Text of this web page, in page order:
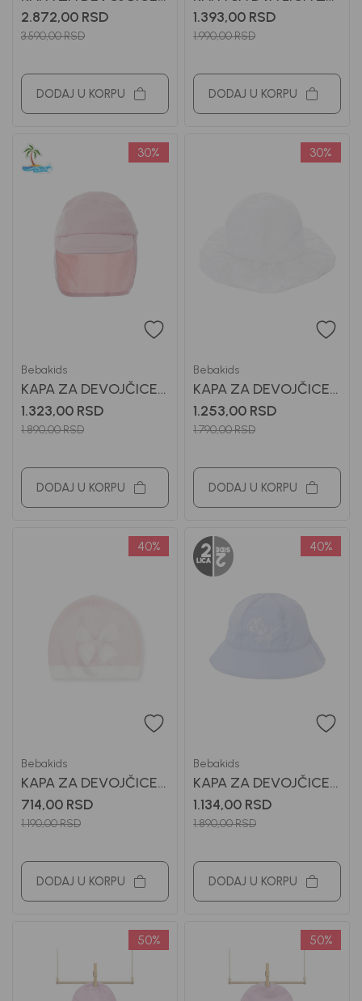
GUESS
2.872,00 RSD
3.590,00RSD
DODAJ U KORPU
DEVOJČICE BEBAKIDS
1.393,00 RSD
1.990,00RSD
DODAJ U KORPU
30%
Bebakids
KAPA ZA DEVOJČICE
BEBAKIDS
1.323,00 RSD
1.890,00RSD
DODAJ U KORPU
30%
Bebakids
KAPA ZA DEVOJČICE
BEBAKIDS
1.253,00 RSD
1.790,00RSD
DODAJ U KORPU
40%
Bebakids
KAPA ZA DEVOJČICE
BEBAKIDS
714,00 RSD
1.190,00RSD
DODAJ U KORPU
40%
Bebakids
KAPA ZA DEVOJČICE
BEBAKIDS
1.134,00 RSD
1.890,00RSD
DODAJ U KORPU
50% 50%